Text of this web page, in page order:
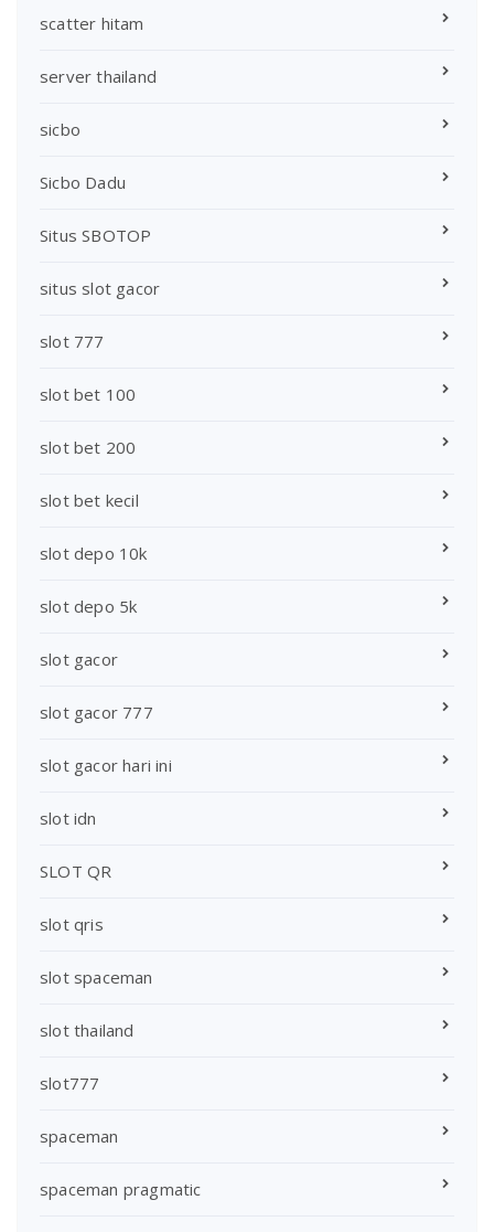
scatter hitam
server thailand
sicbo
Sicbo Dadu
Situs SBOTOP
situs slot gacor
slot 777
slot bet 100
slot bet 200
slot bet kecil
slot depo 10k
slot depo 5k
slot gacor
slot gacor 777
slot gacor hari ini
slot idn
SLOT QR
slot qris
slot spaceman
slot thailand
slot777
spaceman
spaceman pragmatic